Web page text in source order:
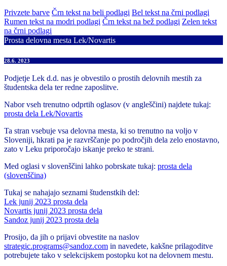
Privzete barve Črn tekst na beli podlagi Bel tekst na črni podlagi
Rumen tekst na modri podlagi Črn tekst na bež podlagi Zelen tekst
na črni podlagi
Prosta delovna mesta Lek/Novartis
28.6. 2023
Podjetje Lek d.d. nas je obvestilo o prostih delovnih mestih za
študentska dela ter redne zaposlitve.
Nabor vseh trenutno odprtih oglasov (v angleščini) najdete tukaj:
prosta dela Lek/Novartis
Ta stran vsebuje vsa delovna mesta, ki so trenutno na voljo v
Sloveniji, hkrati pa je razvrščanje po področjih dela zelo enostavno,
zato v Leku priporočajo iskanje preko te strani.
Med oglasi v slovenščini lahko pobrskate tukaj: prosta dela
(slovenščina)
Tukaj se nahajajo seznami študenstkih del:
Lek junij 2023 prosta dela
Novartis junij 2023 prosta dela
Sandoz junij 2023 prosta dela
Prosijo, da jih o prijavi obvestite na naslov
strategic.programs@sandoz.com in navedete, kakšne prilagoditve
potrebujete tako v selekcijskem postopku kot na delovnem mestu.